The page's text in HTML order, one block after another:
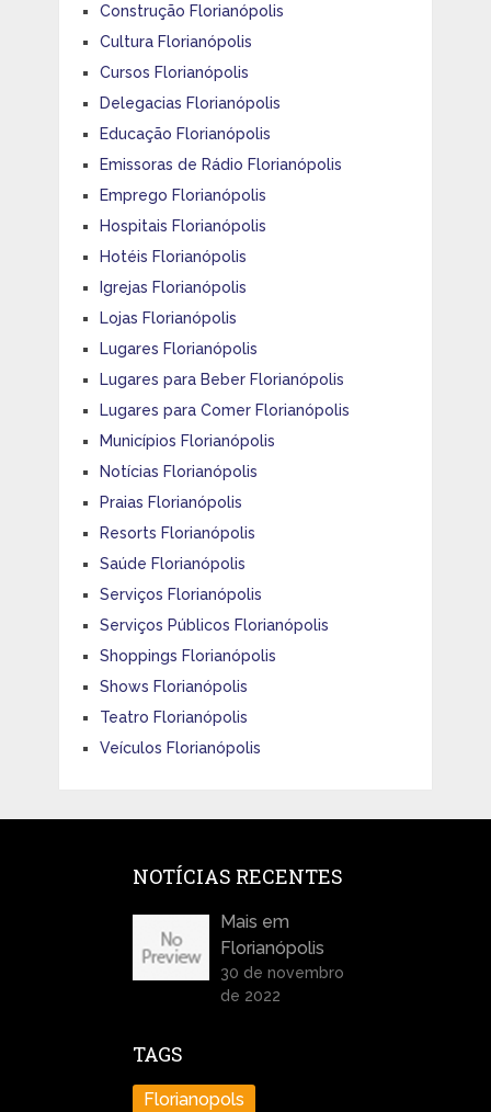
Construção Florianópolis
Cultura Florianópolis
Cursos Florianópolis
Delegacias Florianópolis
Educação Florianópolis
Emissoras de Rádio Florianópolis
Emprego Florianópolis
Hospitais Florianópolis
Hotéis Florianópolis
Igrejas Florianópolis
Lojas Florianópolis
Lugares Florianópolis
Lugares para Beber Florianópolis
Lugares para Comer Florianópolis
Municípios Florianópolis
Notícias Florianópolis
Praias Florianópolis
Resorts Florianópolis
Saúde Florianópolis
Serviços Florianópolis
Serviços Públicos Florianópolis
Shoppings Florianópolis
Shows Florianópolis
Teatro Florianópolis
Veículos Florianópolis
NOTÍCIAS RECENTES
Mais em
Florianópolis
30 de novembro
de 2022
TAGS
Florianopols